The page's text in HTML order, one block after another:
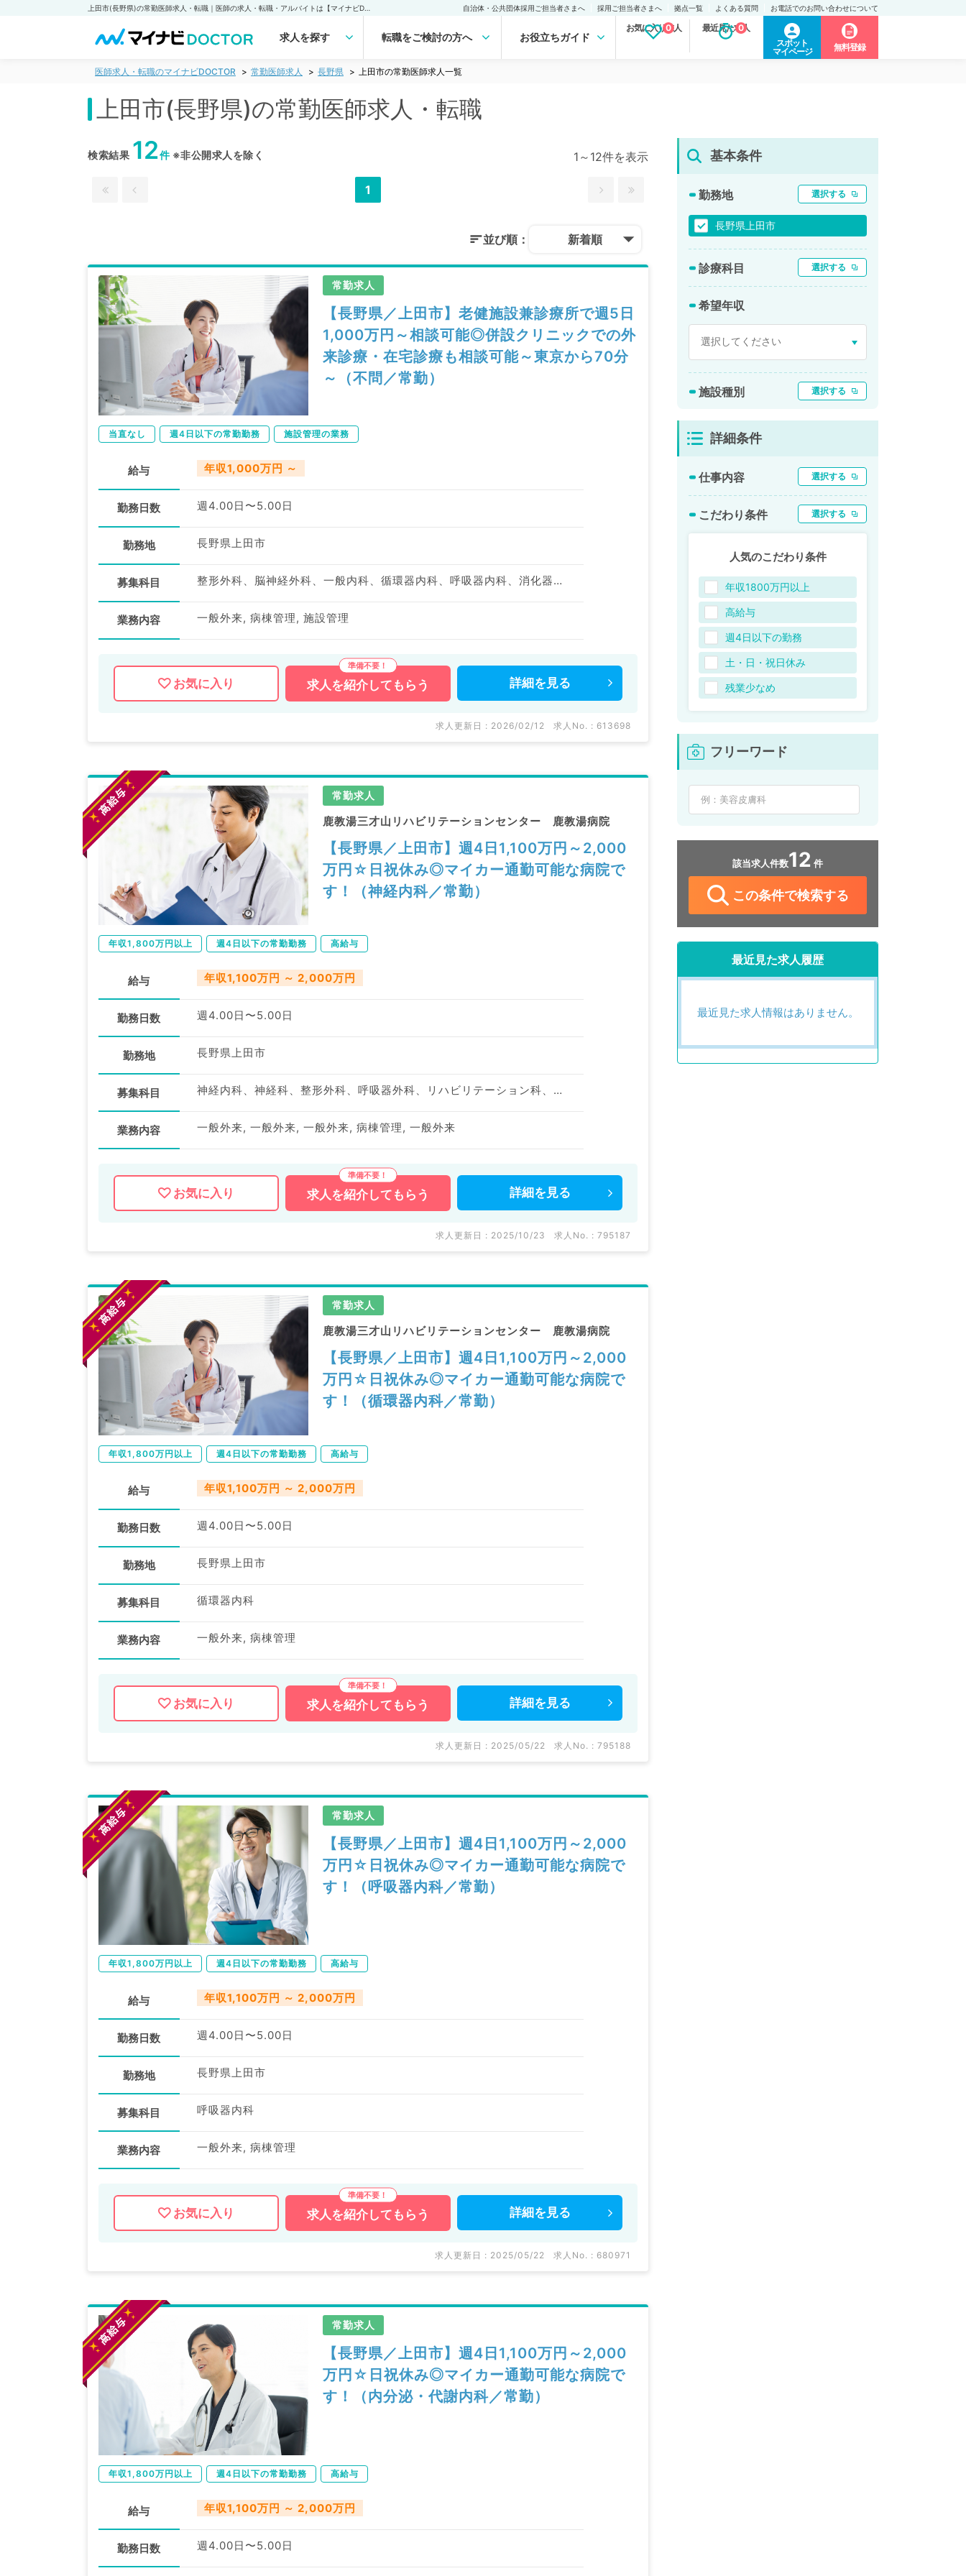
自治体・公共団体採用ご担当者さまへ 採用ご担当者さまへ 拠点一覧 よくある質問 お電話でのお問い合わせについて
求人を探す 転職をご検討の方へ お役立ちガイド
お気に入り求人
0 最近見た求人
0
スポット
マイページ
無料登録
医師求人・転職のマイナビDOCTOR 常勤医師求人 長野県 上田市の常勤医師求人一覧
上田市(長野県)の常勤医師求人・転職
検索結果 12件※非公開求人を除く 1～12件を表示
1
並び順： 新着順
常勤求人
【長野県／上田市】老健施設兼診療所で週5日
1,000万円～相談可能◎併設クリニックでの外
来診療・在宅診療も相談可能～東京から70分
～（不問／常勤）
当直なし 週4日以下の常勤勤務 施設管理の業務
給与 年収1,000万円 ～
勤務日数 週4.00日〜5.00日
勤務地 長野県上田市
募集科目 整形外科、脳神経外科、一般内科、循環器内科、呼吸器内科、消化器内科、外科系全般、一般外科、消化器外科
業務内容 一般外来, 病棟管理, 施設管理
お気に入り 求人を紹介してもらう 詳細を 見る
求人更新日 : 2026/02/12 求人No. : 613698
常勤求人
鹿教湯三才山リハビリテーションセンター 鹿教湯病院
【長野県／上田市】週4日1,100万円～2,000
万円☆日祝休み◎マイカー通勤可能な病院で
す！（神経内科／常勤）
年収1,800万円以上 週4日以下の常勤勤務 高給与
給与 年収1,100万円 ～ 2,000万円
勤務日数 週4.00日〜5.00日
勤務地 長野県上田市
募集科目 神経内科、神経科、整形外科、呼吸器外科、リハビリテーション科、一般内科、消化器内科、内分泌・代謝内科
業務内容 一般外来, 一般外来, 一般外来, 病棟管理, 一般外来
お気に入り 求人を紹介してもらう 詳細を 見る
求人更新日 : 2025/10/23 求人No. : 795187
常勤求人
鹿教湯三才山リハビリテーションセンター 鹿教湯病院
【長野県／上田市】週4日1,100万円～2,000
万円☆日祝休み◎マイカー通勤可能な病院で
す！（循環器内科／常勤）
年収1,800万円以上 週4日以下の常勤勤務 高給与
給与 年収1,100万円 ～ 2,000万円
勤務日数 週4.00日〜5.00日
勤務地 長野県上田市
募集科目 循環器内科
業務内容 一般外来, 病棟管理
お気に入り 求人を紹介してもらう 詳細を 見る
求人更新日 : 2025/05/22 求人No. : 795188
常勤求人
【長野県／上田市】週4日1,100万円～2,000
万円☆日祝休み◎マイカー通勤可能な病院で
す！（呼吸器内科／常勤）
年収1,800万円以上 週4日以下の常勤勤務 高給与
給与 年収1,100万円 ～ 2,000万円
勤務日数 週4.00日〜5.00日
勤務地 長野県上田市
募集科目 呼吸器内科
業務内容 一般外来, 病棟管理
お気に入り 求人を紹介してもらう 詳細を 見る
求人更新日 : 2025/05/22 求人No. : 680971
常勤求人
【長野県／上田市】週4日1,100万円～2,000
万円☆日祝休み◎マイカー通勤可能な病院で
す！（内分泌・代謝内科／常勤）
年収1,800万円以上 週4日以下の常勤勤務 高給与
給与 年収1,100万円 ～ 2,000万円
勤務日数 週4.00日〜5.00日
基本条件
勤務地 選択する
長野県上田市
診療科目 選択する
希望年収
施設種別 選択する
詳細条件
仕事内容 選択する
こだわり条件 選択する
人気のこだわり条件
年収1800万円以上
高給与
週4日以下の勤務
土・日・祝日休み
残業少なめ
フリーワード
該当求人件数12 件
この条件で検索する
最近見た求人履歴
最近見た求人情報はありません。